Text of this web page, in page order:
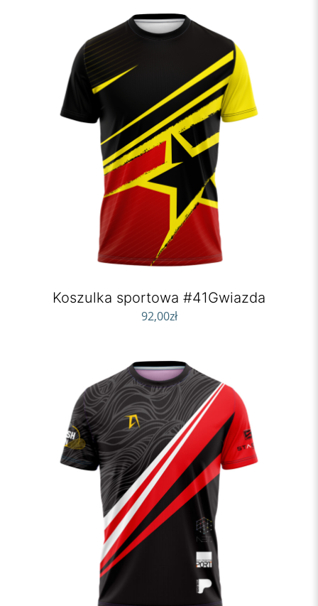
Koszulka sportowa #41Gwiazda
92,00zł